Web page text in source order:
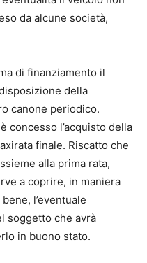
da alcune società,
di finanziamento il
della
canone periodico.
concesso l’acquisto della
finale. Riscatto che
alla prima rata,
a coprire, in maniera
l’eventuale
soggetto che avrà
in buono stato.